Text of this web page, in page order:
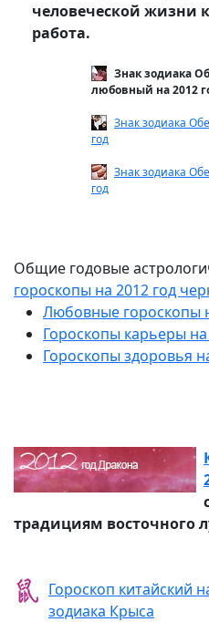
человеческой жизни
работа.
Знак зодиака
любовный на 2012
Знак зодиака
год
Знак зодиака
год
Общие годовые
гороскопы на 2012 год
Любовные гороскопы
Гороскопы карьеры на
Гороскопы здоровья
традициям восточного
Гороскоп китайский
зодиака Крыса